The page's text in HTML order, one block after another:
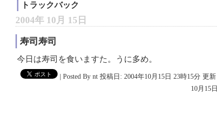
トラックバック
2004年 10月 15日
寿司寿司
今日は寿司を食いますた。うに多め。
| Posted By nt 投稿日: 2004年10月15日 23時15分 更
10月15